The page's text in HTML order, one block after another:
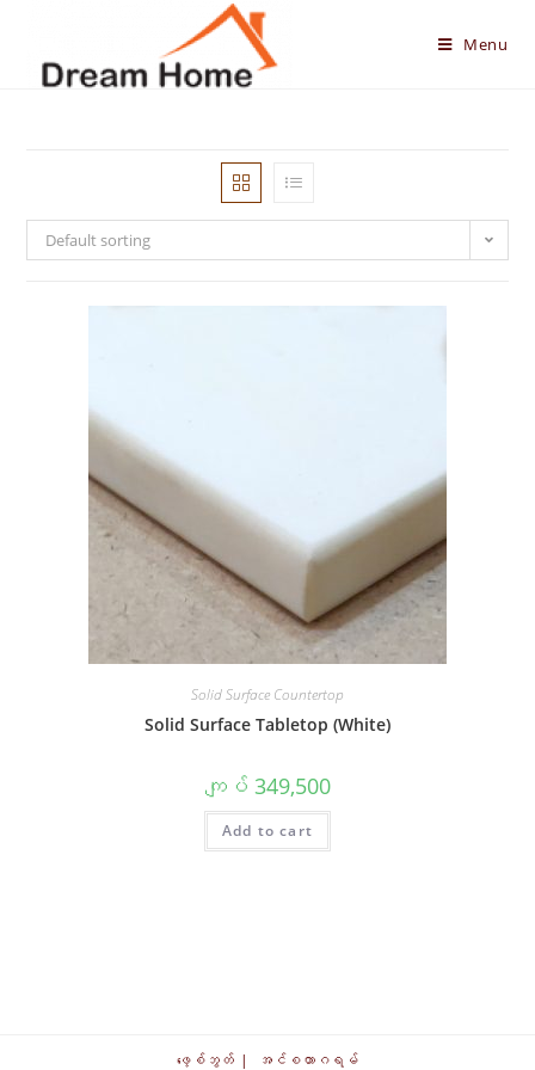
content
Menu
Default sorting
Solid Surface Countertop
Solid Surface Tabletop (White)
ကျပ် 349,500
Add to cart
ဖေ့စ်ဘွတ် အင်စတာဂရမ်